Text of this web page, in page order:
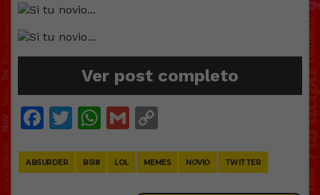
Ver post completo
Facebook
Twitter
WhatsApp
Gmail
ABSURDER BS18 LOL MEMES NOVIO TWITTER